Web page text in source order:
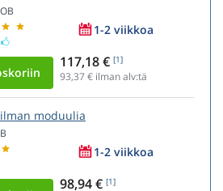
1-2 viikkoa
117,18 € [1]
93,37 € ilman alv:tä
ilman moduulia
1-2 viikkoa
98,94 € [1]